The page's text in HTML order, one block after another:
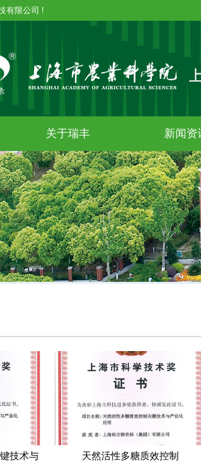
有限公司 !
关于瑞丰 新闻资
技术与
天然活性多糖质效控制